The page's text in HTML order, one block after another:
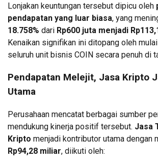
Lonjakan keuntungan tersebut dipicu oleh
pendapatan yang luar biasa, yang
18.758% dari Rp600 juta menjadi
Kenaikan signifikan ini ditopang oleh
seluruh unit bisnis COIN secara penuh di
Pendapatan Melejit, Jasa Kripto
Utama
Perusahaan mencatat berbagai sumber
mendukung kinerja positif tersebut. Jasa
Kripto menjadi kontributor utama dengan
Rp94,28 miliar, diikuti oleh: